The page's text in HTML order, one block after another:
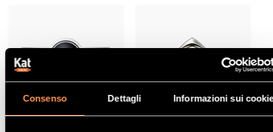
Consenso Dettagli Informazioni sui
Catalizzatori Catalizzatori